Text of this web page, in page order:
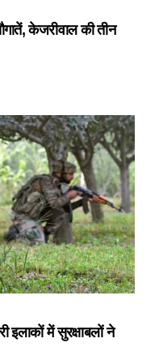
केजरीवाल की तीन
इलाकों में सुरक्षाबलों ने